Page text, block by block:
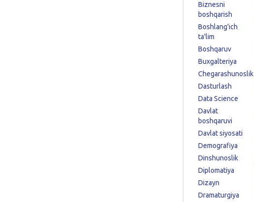
Biznesni
boshqarish
Boshlang'ich
ta'lim
Boshqaruv
Buxgalteriya
Chegarashunoslik
Dasturlash
Data Science
Davlat
boshqaruvi
Davlat siyosati
Demografiya
Dinshunoslik
Diplomatiya
Dizayn
Dramaturgiya